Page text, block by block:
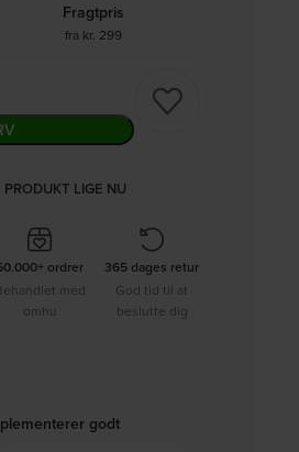
Fragtpris
fra kr. 299
LIGE NU
ordrer
med
omhu
365 dages retur
God tid til at
beslutte dig
godt